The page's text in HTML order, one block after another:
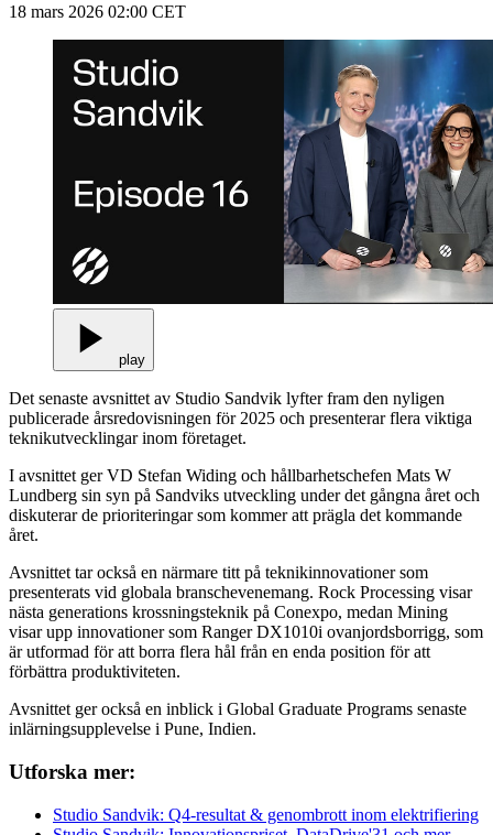
18 mars 2026 02:00 CET
play
Det senaste avsnittet av Studio Sandvik lyfter fram den nyligen
publicerade årsredovisningen för 2025 och presenterar flera viktiga
teknikutvecklingar inom företaget.
I avsnittet ger VD Stefan Widing och hållbarhetschefen Mats W
Lundberg sin syn på Sandviks utveckling under det gångna året och
diskuterar de prioriteringar som kommer att prägla det kommande
året.
Avsnittet tar också en närmare titt på teknikinnovationer som
presenterats vid globala branschevenemang. Rock Processing visar
nästa generations krossningsteknik på Conexpo, medan Mining
visar upp innovationer som Ranger DX1010i ovanjordsborrigg, som
är utformad för att borra flera hål från en enda position för att
förbättra produktiviteten.
Avsnittet ger också en inblick i Global Graduate Programs senaste
inlärningsupplevelse i Pune, Indien.
Utforska mer:
Studio Sandvik: Q4-resultat & genombrott inom elektrifiering